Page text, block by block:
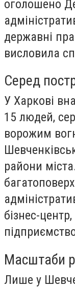
оголошено
державні
висловила
Серед
У Харкові
15 людей,
ворожим
райони
бізнес-
Масштаби
Лише у